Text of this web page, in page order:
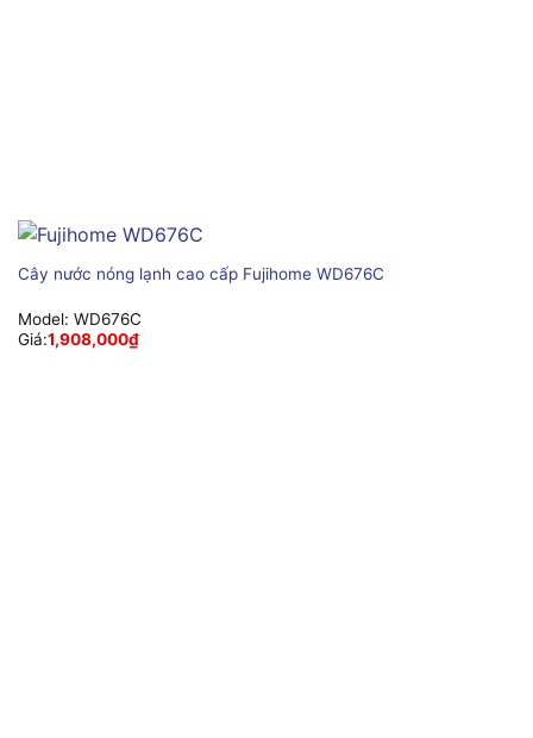
Cây nước nóng lạnh cao cấp Fujihome WD676C
Model: WD676C
Giá:1,908,000₫